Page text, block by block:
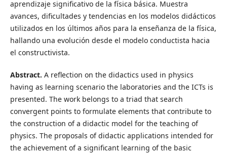
aprendizaje significativo de la física básica. Muestra
avances, dificultades y tendencias en los modelos didácticos
utilizados en los últimos años para la enseñanza de la física,
hallando una evolución desde el modelo conductista hacia
el constructivista.
Abstract. A reflection on the didactics used in physics
having as learning scenario the laboratories and the ICTs is
presented. The work belongs to a triad that search
convergent points to formulate elements that contribute to
the construction of a didactic model for the teaching of
physics. The proposals of didactic applications intended for
the achievement of a significant learning of the basic